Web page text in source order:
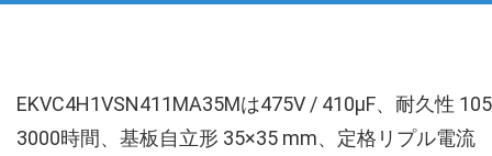
EKVC4H1VSN411MA35Mは475V / 410µF、耐久性
3000時間、基板自立形 35×35 mm、定格リプル電流